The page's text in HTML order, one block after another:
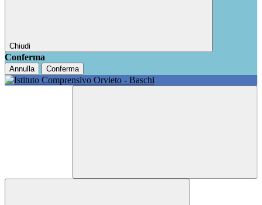
Chiudi
Conferma
Annulla Conferma